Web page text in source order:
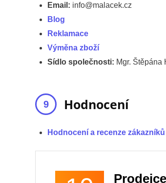
Email: info@malacek.cz
Blog
Reklamace
Výměna zboží
Sídlo společnosti: Mgr. Štěpána
Hodnocení
Hodnocení a recenze